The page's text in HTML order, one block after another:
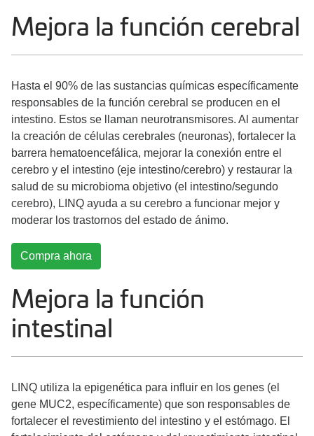
Mejora la función cerebral
Hasta el 90% de las sustancias químicas específicamente
responsables de la función cerebral se producen en el
intestino. Estos se llaman neurotransmisores. Al aumentar
la creación de células cerebrales (neuronas), fortalecer la
barrera hematoencefálica, mejorar la conexión entre el
cerebro y el intestino (eje intestino/cerebro) y restaurar la
salud de su microbioma objetivo (el intestino/segundo
cerebro), LINQ ayuda a su cerebro a funcionar mejor y
moderar los trastornos del estado de ánimo.
Compra ahora
Mejora la función
intestinal
LINQ utiliza la epigenética para influir en los genes (el
gene MUC2, específicamente) que son responsables de
fortalecer el revestimiento del intestino y el estómago. El